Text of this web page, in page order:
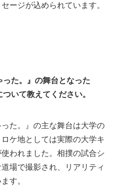
ージが込められています。
った。』の舞台となった
いて教えてください。
った。』の主な舞台は大学の
ケ地としては実際の大学キ
われました。相撲の試合シ
場で撮影され、リアリティ
す。